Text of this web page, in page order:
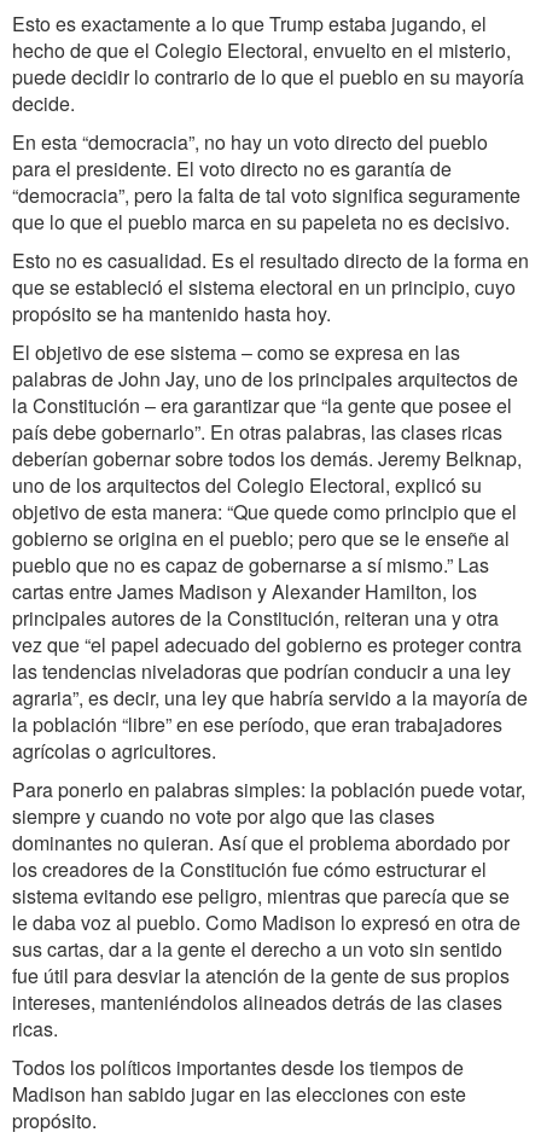
Esto es exactamente a lo que Trump estaba jugando, el
hecho de que el Colegio Electoral, envuelto en el misterio,
puede decidir lo contrario de lo que el pueblo en su mayoría
decide.
En esta “democracia”, no hay un voto directo del pueblo
para el presidente. El voto directo no es garantía de
“democracia”, pero la falta de tal voto significa seguramente
que lo que el pueblo marca en su papeleta no es decisivo.
Esto no es casualidad. Es el resultado directo de la forma en
que se estableció el sistema electoral en un principio, cuyo
propósito se ha mantenido hasta hoy.
El objetivo de ese sistema – como se expresa en las
palabras de John Jay, uno de los principales arquitectos de
la Constitución – era garantizar que “la gente que posee el
país debe gobernarlo”. En otras palabras, las clases ricas
deberían gobernar sobre todos los demás. Jeremy Belknap,
uno de los arquitectos del Colegio Electoral, explicó su
objetivo de esta manera: “Que quede como principio que el
gobierno se origina en el pueblo; pero que se le enseñe al
pueblo que no es capaz de gobernarse a sí mismo.” Las
cartas entre James Madison y Alexander Hamilton, los
principales autores de la Constitución, reiteran una y otra
vez que “el papel adecuado del gobierno es proteger contra
las tendencias niveladoras que podrían conducir a una ley
agraria”, es decir, una ley que habría servido a la mayoría de
la población “libre” en ese período, que eran trabajadores
agrícolas o agricultores.
Para ponerlo en palabras simples: la población puede votar,
siempre y cuando no vote por algo que las clases
dominantes no quieran. Así que el problema abordado por
los creadores de la Constitución fue cómo estructurar el
sistema evitando ese peligro, mientras que parecía que se
le daba voz al pueblo. Como Madison lo expresó en otra de
sus cartas, dar a la gente el derecho a un voto sin sentido
fue útil para desviar la atención de la gente de sus propios
intereses, manteniéndolos alineados detrás de las clases
ricas.
Todos los políticos importantes desde los tiempos de
Madison han sabido jugar en las elecciones con este
propósito.